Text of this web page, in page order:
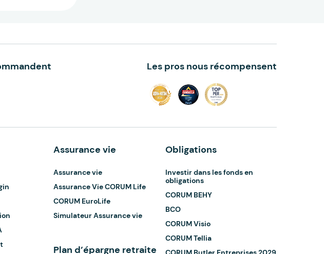
Les pros nous récompensent
Assurance vie
Assurance vie
Assurance Vie CORUM Life
CORUM EuroLife
Simulateur Assurance vie
Plan d’épargne retraite
Obligations
Investir dans les fonds en
obligations
CORUM BEHY
BCO
CORUM Visio
CORUM Tellia